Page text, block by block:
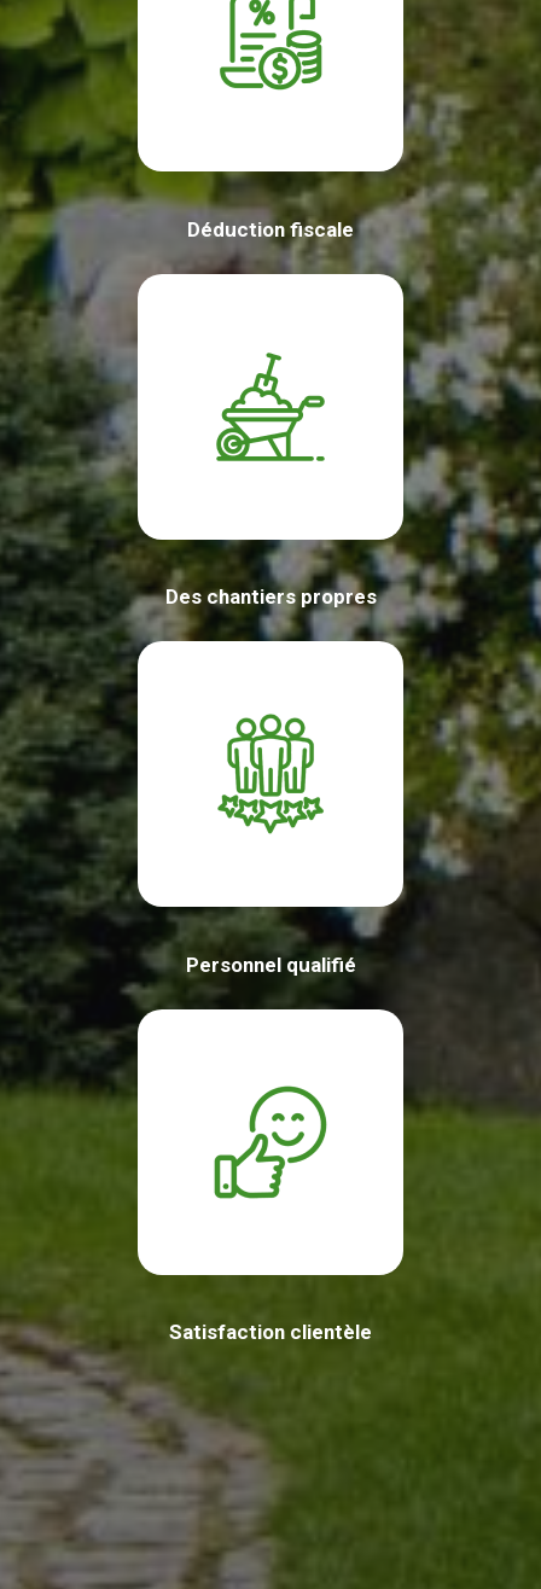
Déduction fiscale
Des chantiers propres
Personnel qualifié
Satisfaction clientèle